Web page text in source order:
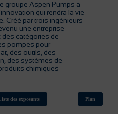
groupe Aspen Pumps a
qui rendra la vie
Créé par trois ingénieurs
une entreprise
catégories de
pompes pour
des outils, des
des systèmes de
chimiques
des exposants Plan